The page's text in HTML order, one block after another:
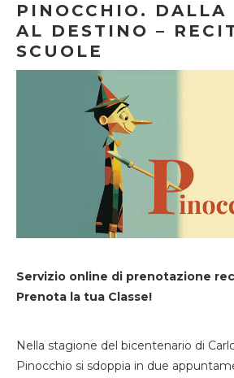
PINOCCHIO. DALLA
AL DESTINO –
SCUOLE
Servizio online di prenotazione
Prenota la tua Classe!
Nella stagione del bicentenario di
Pinocchio si sdoppia in due